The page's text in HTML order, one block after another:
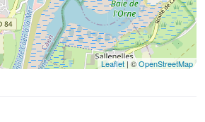
Leaflet | ©OpenStreetMap